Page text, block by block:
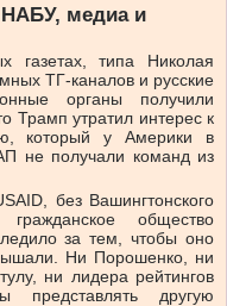
НАБУ, медиа и
газетах, типа Николая
ТГ-каналов и русские
органы получили
Трамп утратил интерес к
который у Америки в
не получали команд из
без Вашингтонского
общество
за тем, чтобы оно
Ни Порошенко, ни
ни лидера рейтингов
другую